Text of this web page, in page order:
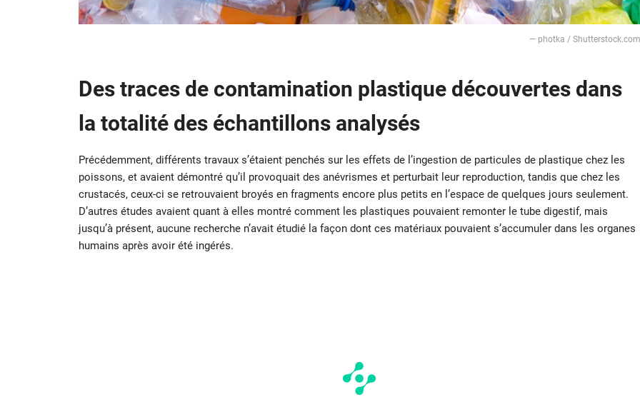
— photka / Shutterstock.com
Des traces de contamination plastique découvertes dans
la totalité des échantillons analysés
Précédemment, différents travaux s’étaient penchés sur les effets de l’ingestion de particules de plastique chez les
poissons, et avaient démontré qu’il provoquait des anévrismes et perturbait leur reproduction, tandis que chez les
crustacés, ceux-ci se retrouvaient broyés en fragments encore plus petits en l’espace de quelques jours seulement.
D’autres études avaient quant à elles montré comment les plastiques pouvaient remonter le tube digestif, mais
jusqu’à présent, aucune recherche n’avait étudié la façon dont ces matériaux pouvaient s’accumuler dans les organes
humains après avoir été ingérés.